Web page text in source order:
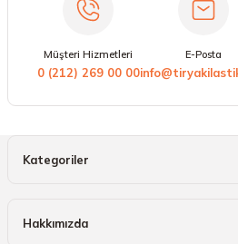
Müşteri Hizmetleri
0 (212) 269 00 00
E-Posta
Kategoriler
Hakkımızda